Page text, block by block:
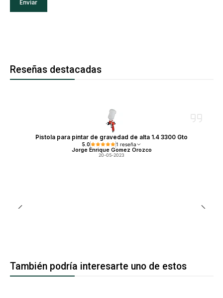
Reseñas destacadas
Pistola para pintar de gravedad de alta 1.4 3300 Gto
5.0 1 reseña
Jorge Enrique Gomez Orozco
20-05-2023
También podría interesarte uno de estos